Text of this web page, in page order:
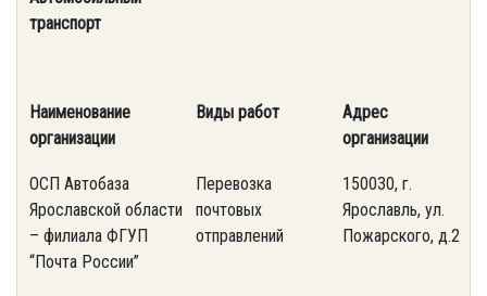
транспорт
Наименование
организации
Виды работ
Адрес
организации
ОСП Автобаза
Ярославcкой области
– филиала ФГУП
“Почта России”
Перевозка
почтовых
отправлений
150030, г.
Ярославль, ул.
Пожарского, д.23